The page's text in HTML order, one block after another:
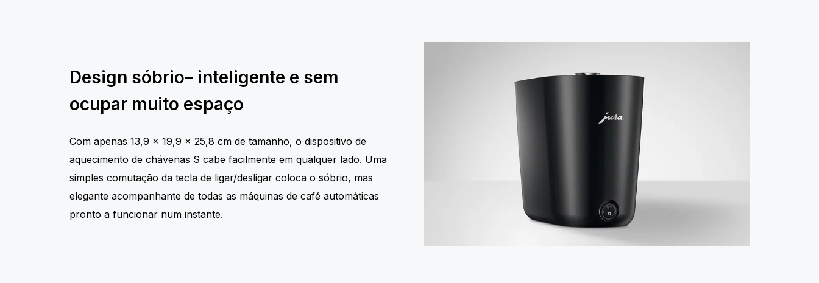
Design sóbrio– inteligente e sem
ocupar muito espaço
Com apenas 13,9 x 19,9 x 25,8 cm de tamanho, o dispositivo de
aquecimento de chávenas S cabe facilmente em qualquer lado. Uma
simples comutação da tecla de ligar/desligar coloca o sóbrio, mas
elegante acompanhante de todas as máquinas de café automáticas
pronto a funcionar num instante.